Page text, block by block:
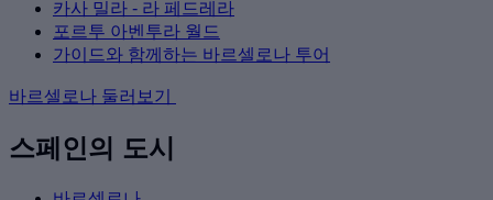
카사 밀라 - 라 페드레라
포르투 아벤투라 월드
가이드와 함께하는 바르셀로나 투어
바르셀로나 둘러보기
스페인의 도시